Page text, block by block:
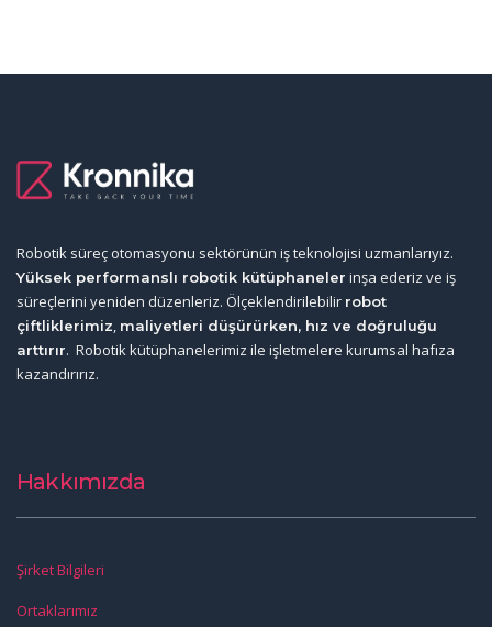
Robotik süreç otomasyonu sektörünün iş teknolojisi uzmanlarıyız.
Yüksek performanslı robotik kütüphaneler inşa ederiz ve iş
süreçlerini yeniden düzenleriz. Ölçeklendirilebilir robot
çiftliklerimiz, maliyetleri düşürürken, hız ve doğruluğu
arttırır. Robotik kütüphanelerimiz ile işletmelere kurumsal hafıza
kazandırırız.
Hakkımızda
Şirket Bilgileri
Ortaklarımız